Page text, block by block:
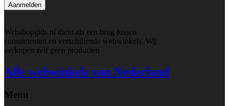
Aanmelden
Webshopgids.nl dient als een brug tussen
consumenten en verschillende webwinkels. Wij
verkopen zelf geen producten
Alle webwinkels van Nederland
Menu